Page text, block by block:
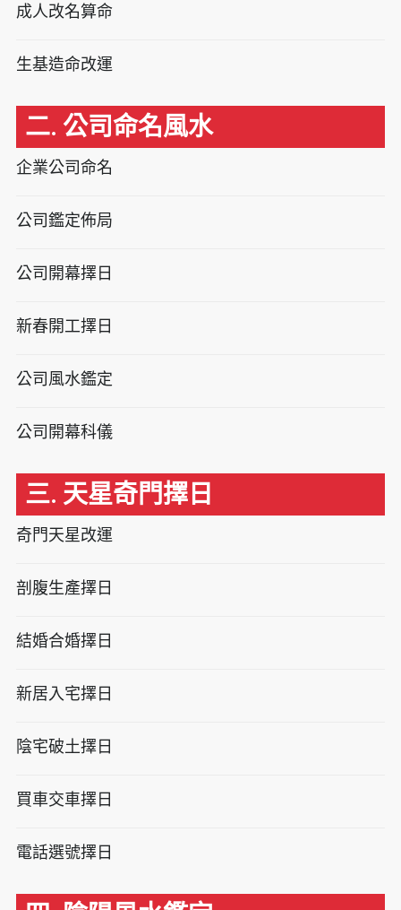
成人改名算命
生基造命改運
二. 公司命名風水
企業公司命名
公司鑑定佈局
公司開幕擇日
新春開工擇日
公司風水鑑定
公司開幕科儀
三. 天星奇門擇日
奇門天星改運
剖腹生產擇日
結婚合婚擇日
新居入宅擇日
陰宅破土擇日
買車交車擇日
電話選號擇日